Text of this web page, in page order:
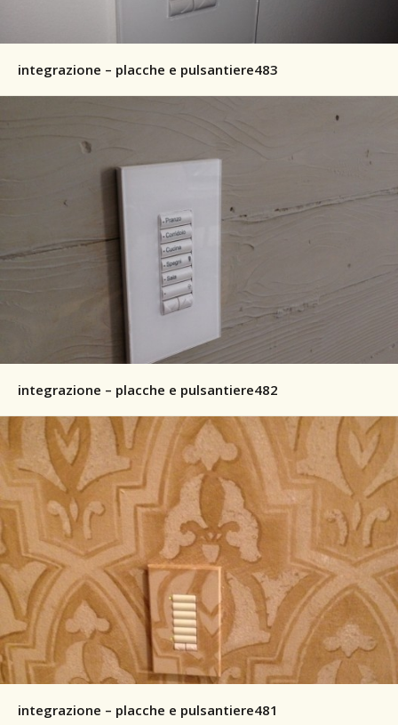
integrazione – placche e pulsantiere483
integrazione – placche e pulsantiere482
integrazione – placche e pulsantiere481